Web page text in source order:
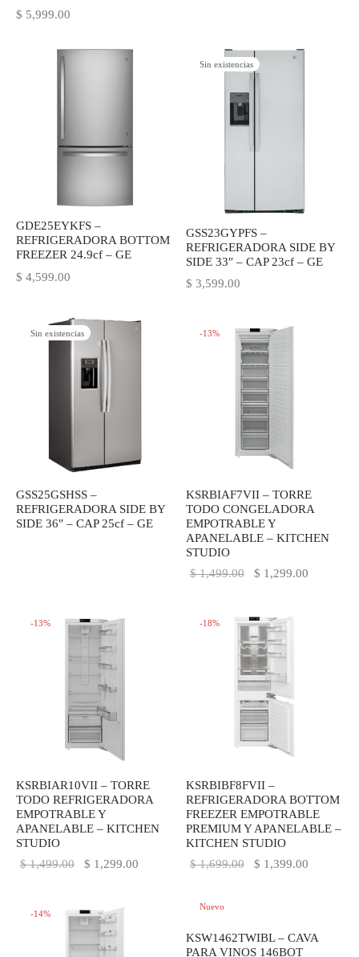
Regístrate y recibe
novedades!
$ 5,999.00
GDE25EYKFS –
REFRIGERADORA BOTTOM
FREEZER 24.9cf – GE
$ 4,599.00
Sin existencias
GSS23GYPFS –
REFRIGERADORA SIDE BY
SIDE 33″ – CAP 23cf – GE
$ 3,599.00
Sin existencias
GSS25GSHSS –
REFRIGERADORA SIDE BY
SIDE 36″ – CAP 25cf – GE
-13%
KSRBIAF7VII – TORRE
TODO CONGELADORA
EMPOTRABLE Y
APANELABLE – KITCHEN
STUDIO
$1,499.00
El precio
$ 1,499.00.
$ 1,299.00
-13%
KSRBIAR10VII – TORRE
TODO REFRIGERADORA
EMPOTRABLE Y
APANELABLE – KITCHEN
STUDIO
$1,499.00
El precio
$ 1,499.00.
$ 1,299.00
-18%
KSRBIBF8FVII –
REFRIGERADORA BOTTOM
FREEZER EMPOTRABLE
PREMIUM Y APANELABLE –
KITCHEN STUDIO
$1,699.00
El precio
$ 1,399.00
-14%
Nuevo
KSW1462TWIBL – CAVA
PARA VINOS 146BOT